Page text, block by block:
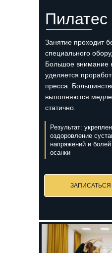
Пилатес
Занятие проходит
специального
Большое внимание
уделяется
пресса.
выполняются
статично.
Результат:
оздоровление
напряжений и
осанки